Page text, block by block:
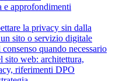
e approfondimenti
la privacy sin dalla
sito o servizio digitale
quando necessario
sito web: architettura,
riferimenti DPO